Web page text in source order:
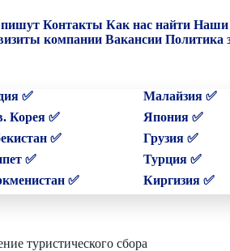
Контакты Как нас найти Наши
компании Вакансии Политика
✅ Малайзия ✅
Корея ✅ Япония ✅
✅ Грузия ✅
✅ Турция ✅
✅ Киргизия ✅
туристического сбора